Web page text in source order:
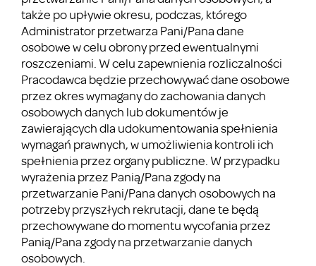
także po upływie okresu, podczas, którego
Administrator przetwarza Pani/Pana dane
osobowe w celu obrony przed ewentualnymi
roszczeniami. W celu zapewnienia rozliczalności
Pracodawca będzie przechowywać dane osobowe
przez okres wymagany do zachowania danych
osobowych danych lub dokumentów je
zawierających dla udokumentowania spełnienia
wymagań prawnych, w umożliwienia kontroli ich
spełnienia przez organy publiczne. W przypadku
wyrażenia przez Panią/Pana zgody na
przetwarzanie Pani/Pana danych osobowych na
potrzeby przyszłych rekrutacji, dane te będą
przechowywane do momentu wycofania przez
Panią/Pana zgody na przetwarzanie danych
osobowych.